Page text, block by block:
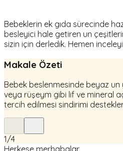
Bebeklerin ek gıda sürecinde
besleyici hale getiren un
sizin için derledik. Hemen
Makale Özeti
Bebek beslenmesinde beyaz
veya rüşeym gibi lif ve mineral
tercih edilmesi sindirimi
1/4